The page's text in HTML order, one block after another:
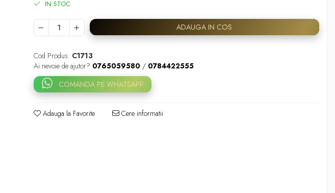
IN STOC
ADAUGA IN COS
Cod Produs: C1713
Ai nevoie de ajutor? 0765059580 / 0784422555
COMANDA PE WHATSAPP
Adauga la Favorite Cere informatii